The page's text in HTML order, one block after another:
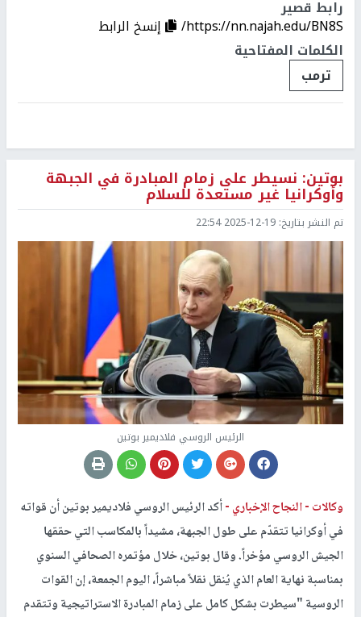
رابط قصير
https://nn.najah.edu/BN8S/
إنسخ الرابط
الكلمات المفتاحية
ترمب
بوتين: نسيطر على زمام المبادرة في الجبهة
وأوكرانيا غير مستعدة للسلام
تم النشر بتاريخ: 2025-12-19 22:54
الرئيس الروسي فلاديمير بوتين
وكالات -النجاح الإخباري -أكد الرئيس الروسي فلاديمير بوتين أن قواته
في أوكرانيا تتقدّم على طول الجبهة، مشيداً بالمكاسب التي حققها
الجيش الروسي مؤخراً. وقال بوتين، خلال مؤتمره الصحافي السنوي
بمناسبة نهاية العام الذي يُنقل نقلاً مباشراً، اليوم الجمعة، إن القوات
الروسية "سيطرت بشكل كامل على زمام المبادرة الاستراتيجية وتتقدم